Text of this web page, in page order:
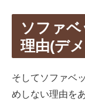
ソファ
理由(デ
そしてソファベ
めしない理由を